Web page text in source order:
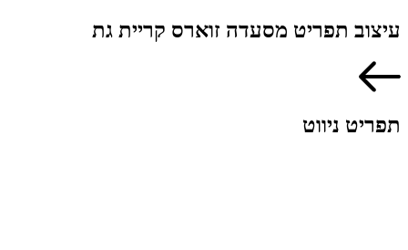
עיצוב תפריט מסעדה זוארס קריית גת
תפריט ניווט